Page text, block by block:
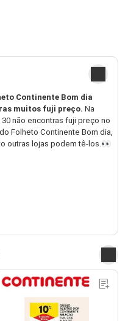
Continente Bom dia
muitos fuji preço. Na
30 não encontras fuji preço no
Folheto Continente Bom dia,
outras lojas podem tê-los.👀